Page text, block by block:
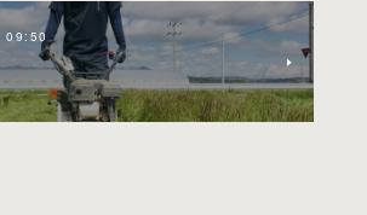
09:50